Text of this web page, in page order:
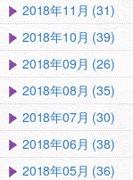
2018年11月 (31)
2018年10月 (39)
2018年09月 (26)
2018年08月 (35)
2018年07月 (30)
2018年06月 (38)
2018年05月 (36)